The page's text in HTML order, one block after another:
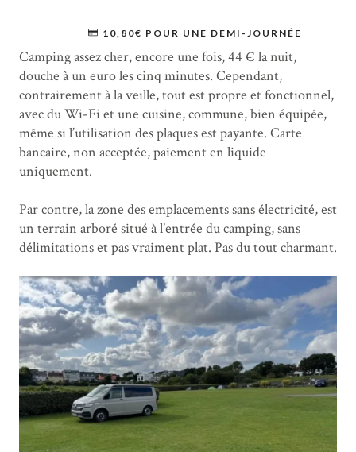
10,80€ POUR UNE DEMI-JOURNÉE
Camping assez cher, encore une fois, 44 € la nuit,
douche à un euro les cinq minutes. Cependant,
contrairement à la veille, tout est propre et fonctionnel,
avec du Wi-Fi et une cuisine, commune, bien équipée,
même si l’utilisation des plaques est payante. Carte
bancaire, non acceptée, paiement en liquide
uniquement.
Par contre, la zone des emplacements sans électricité, est
un terrain arboré situé à l’entrée du camping, sans
délimitations et pas vraiment plat. Pas du tout charmant.